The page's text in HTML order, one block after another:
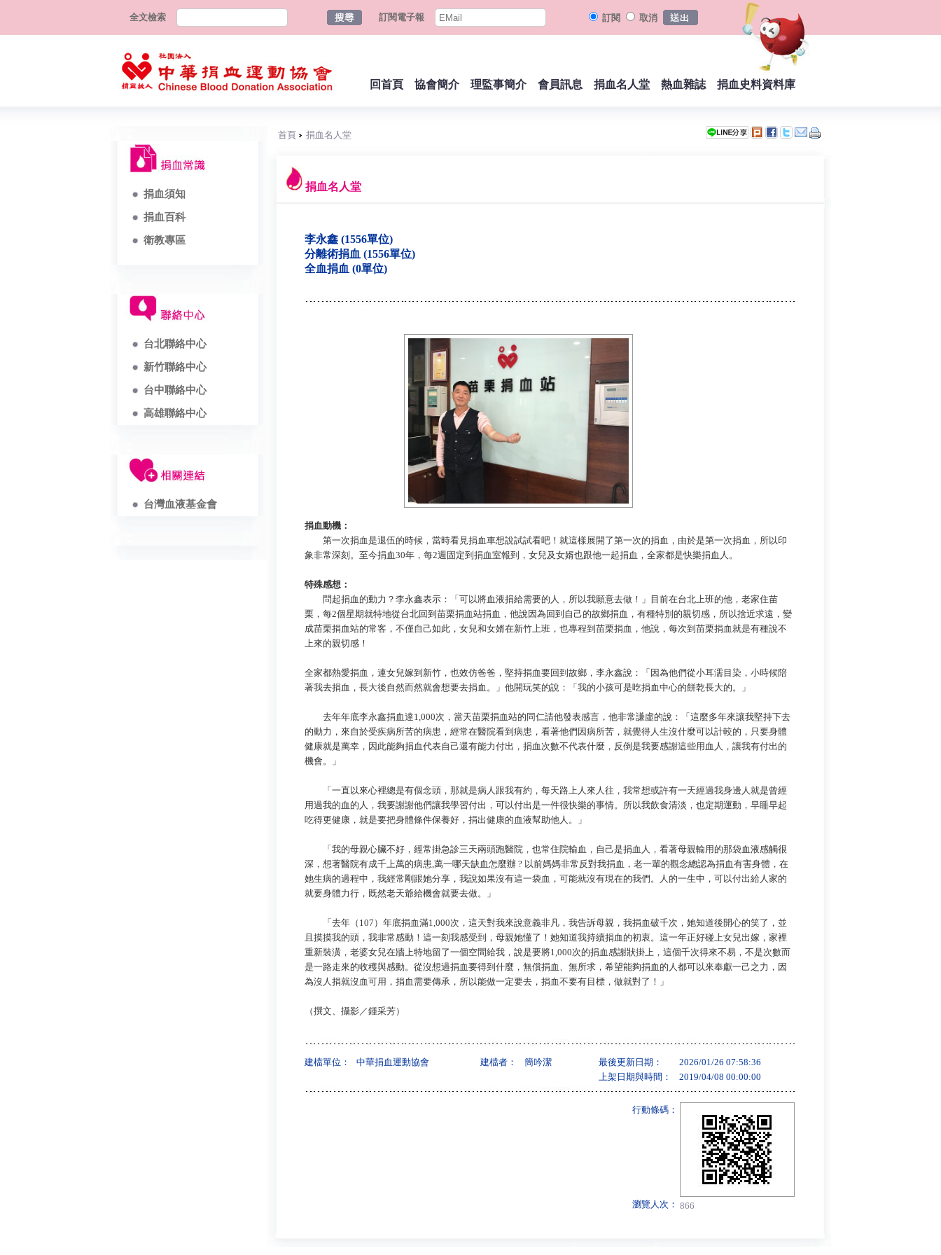
全文檢索 訂閱電子報 訂閱 取消
回首頁 協會簡介 理監事簡介 會員訊息 捐血名人堂 熱血雜誌 捐血史料資料庫
捐血須知
捐血百科
衛教專區
台北聯絡中心
新竹聯絡中心
台中聯絡中心
高雄聯絡中心
台灣血液基金會
首頁 捐血名人堂
捐血名人堂
李永鑫 (1556單位)
分離術捐血 (1556單位)
全血捐血 (0單位)
捐血動機：
第一次捐血是退伍的時候，當時看見捐血車想說試試看吧！就這樣展開了第一次的捐血，由於是第一次捐血，所以印
象非常深刻。至今捐血30年，每2週固定到捐血室報到，女兒及女婿也跟他一起捐血，全家都是快樂捐血人。
特殊感想：
問起捐血的動力？李永鑫表示：「可以將血液捐給需要的人，所以我願意去做！」目前在台北上班的他，老家住苗
栗，每2個星期就特地從台北回到苗栗捐血站捐血，他說因為回到自己的故鄉捐血，有種特別的親切感，所以捨近求遠，變
成苗栗捐血站的常客，不僅自己如此，女兒和女婿在新竹上班，也專程到苗栗捐血，他說，每次到苗栗捐血就是有種說不
上來的親切感！
全家都熱愛捐血，連女兒嫁到新竹，也效仿爸爸，堅持捐血要回到故鄉，李永鑫說：「因為他們從小耳濡目染，小時候陪
著我去捐血，長大後自然而然就會想要去捐血。」他開玩笑的說：「我的小孩可是吃捐血中心的餅乾長大的。」
去年年底李永鑫捐血達1,000次，當天苗栗捐血站的同仁請他發表感言，他非常謙虛的說：「這麼多年來讓我堅持下去
的動力，來自於受疾病所苦的病患，經常在醫院看到病患，看著他們因病所苦，就覺得人生沒什麼可以計較的，只要身體
健康就是萬幸，因此能夠捐血代表自己還有能力付出，捐血次數不代表什麼，反倒是我要感謝這些用血人，讓我有付出的
機會。」
「一直以來心裡總是有個念頭，那就是病人跟我有約，每天路上人來人往，我常想或許有一天經過我身邊人就是曾經
用過我的血的人，我要謝謝他們讓我學習付出，可以付出是一件很快樂的事情。所以我飲食清淡，也定期運動，早睡早起
吃得更健康，就是要把身體條件保養好，捐出健康的血液幫助他人。」
「我的母親心臟不好，經常掛急診三天兩頭跑醫院，也常住院輸血，自己是捐血人，看著母親輸用的那袋血液感觸很
深，想著醫院有成千上萬的病患,萬一哪天缺血怎麼辦 ? 以前媽媽非常反對我捐血，老一輩的觀念總認為捐血有害身體，在
她生病的過程中，我經常剛跟她分享，我說如果沒有這一袋血，可能就沒有現在的我們。人的一生中，可以付出給人家的
就要身體力行，既然老天爺給機會就要去做。」
「去年（107）年底捐血滿1,000次，這天對我來說意義非凡，我告訴母親，我捐血破千次，她知道後開心的笑了，並
且摸摸我的頭，我非常感動！這一刻我感受到，母親她懂了！她知道我持續捐血的初衷。這一年正好碰上女兒出嫁，家裡
重新裝潢，老婆女兒在牆上特地留了一個空間給我，說是要將1,000次的捐血感謝狀掛上，這個千次得來不易，不是次數而
是一路走來的收穫與感動。從沒想過捐血要得到什麼，無償捐血、無所求，希望能夠捐血的人都可以來奉獻一己之力，因
為沒人捐就沒血可用，捐血需要傳承，所以能做一定要去，捐血不要有目標，做就對了！」
（撰文、攝影／鍾采芳）
建檔單位： 中華捐血運動協會 建檔者： 簡吟潔 最後更新日期：
2026/01/26 07:58:36
上架日期與時間：
2019/04/08 00:00:00
行動條碼：
瀏覽人次： 866